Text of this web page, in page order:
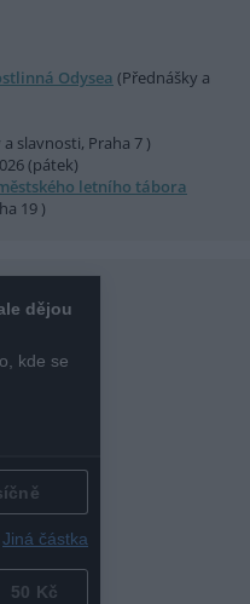
Odysea (Přednášky a
slavnosti, Praha 7 )
(pátek)
letního tábora
19 )